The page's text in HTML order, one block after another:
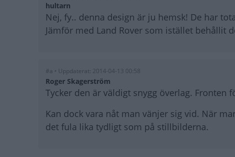
hultarn
Nej, fy.. denna design är ju hemsk! De har
Jämför med Land Rover som istället behållit
#a • Uppdaterat: 2014-04-13 00:58
Roger Skagerström
Tycker den är väldigt snygg överlag. Fronten
Kan dock vara nåt man vänjer sig vid. När
det fula lika tydligt som på stillbilderna.